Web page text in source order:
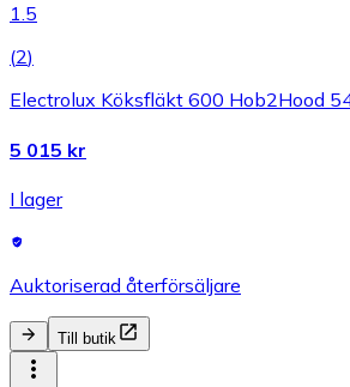
1.5
(2)
Electrolux Köksfläkt 600 Hob2Hood
5 015 kr
I lager
Auktoriserad återförsäljare
Till butik